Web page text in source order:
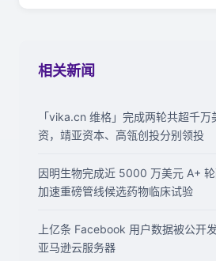
相关新闻
「vika.cn 维格」完成两轮共超千万
资，靖亚资本、高瓴创投分别领投
因明生物完成近 5000 万美元 A+ 轮
加速重磅管线候选药物临床试验
上亿条 Facebook 用户数据被公开
亚马逊云服务器